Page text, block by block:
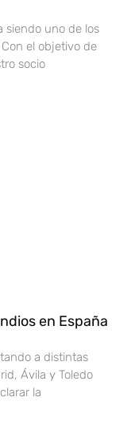
siendo uno de los
el objetivo de
socio
en España
a distintas
Ávila y Toledo
la